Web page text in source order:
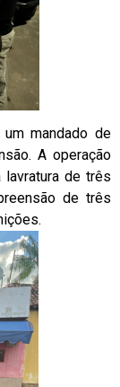
mandado de
A operação
lavratura de três
de três